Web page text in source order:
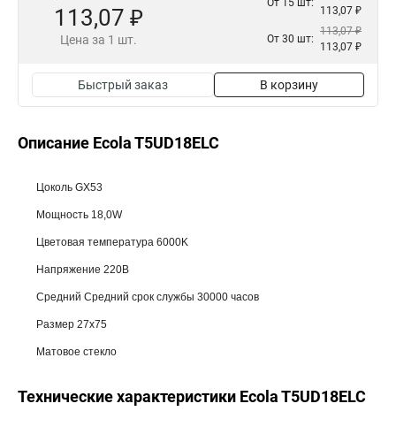
113,07 ₽
Цена за 1 шт.
От 15 шт:
113,07 ₽
От 30 шт:
113,07 ₽
113,07 ₽
Быстрый заказ В корзину
Описание Ecola T5UD18ELC
Цоколь GX53
Мощность 18,0W
Цветовая температура 6000K
Напряжение 220В
Средний Средний срок службы 30000 часов
Размер 27x75
Матовое стекло
Технические характеристики Ecola T5UD18ELC